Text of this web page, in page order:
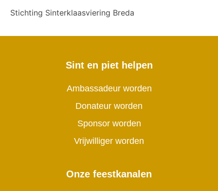
Stichting Sinterklaasviering Breda
Sint en piet helpen
Ambassadeur worden
Donateur worden
Sponsor worden
Vrijwilliger worden
Onze feestkanalen